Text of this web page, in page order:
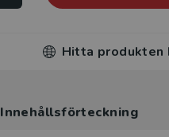
Hitta produkten
Innehållsförteckning